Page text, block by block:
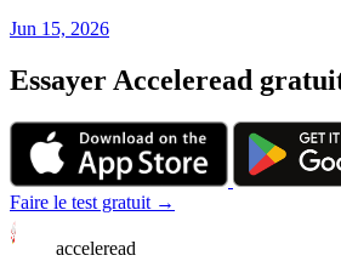
Jun 15, 2026
Essayer Acceleread
Faire le test gratuit →
acceleread